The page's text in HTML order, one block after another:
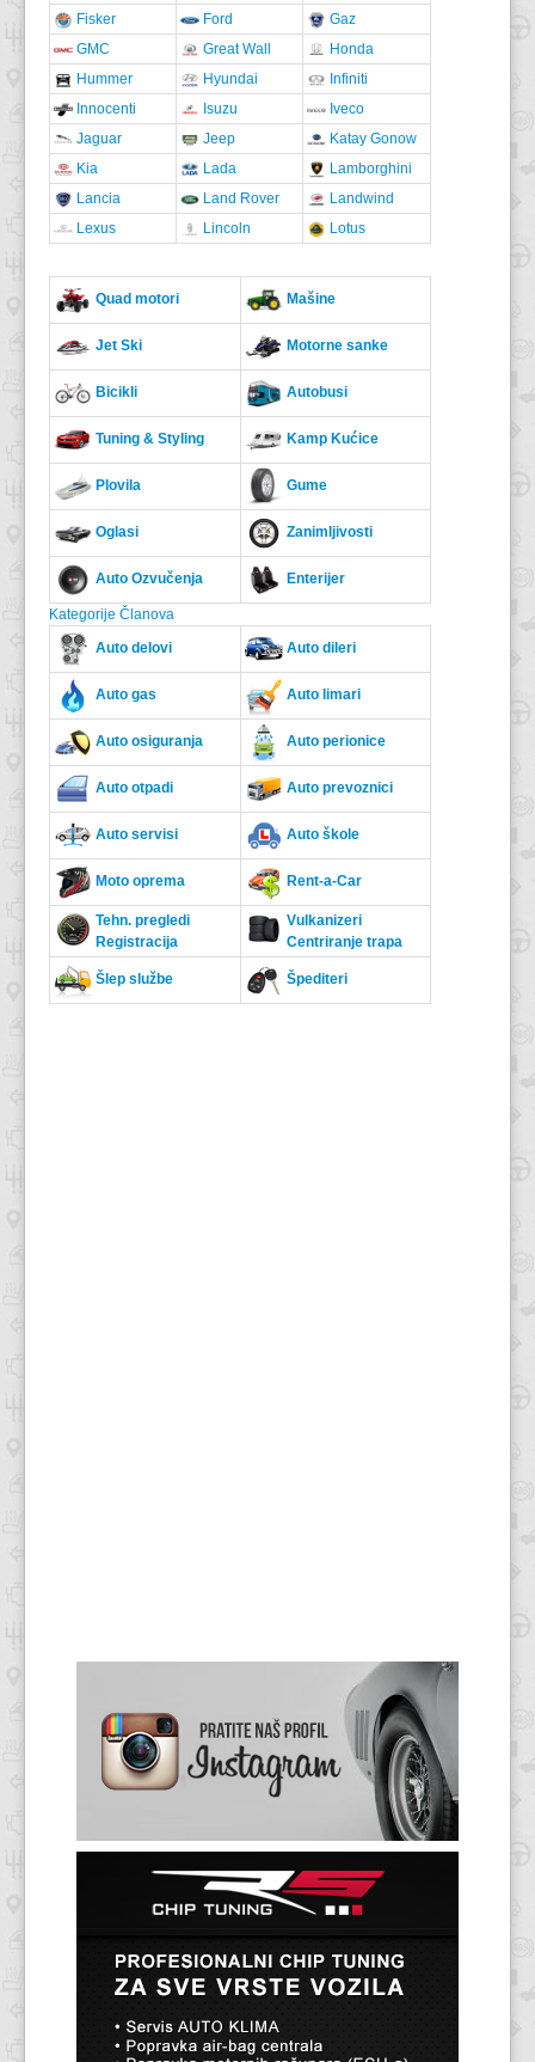
Fisker
Ford
Gaz
GMC
Great Wall
Honda
Hummer
Hyundai
Infiniti
Innocenti
Isuzu
Iveco
Jaguar
Jeep
Katay Gonow
Kia
Lada
Lamborghini
Lancia
Land Rover
Landwind
Lexus
Lincoln Lotus
Quad motori Mašine
Jet Ski Motorne sanke
Bicikli Autobusi
Tuning & Styling Kamp Kućice
Plovila Gume
Oglasi Zanimljivosti
Auto Ozvučenja Enterijer
Kategorije Članova
Auto delovi Auto dileri
Auto gas Auto limari
Auto osiguranja Auto perionice
Auto otpadi Auto prevoznici
Auto servisi Auto škole
Moto oprema Rent-a-Car
Tehn. pregledi
Registracija
Vulkanizeri
Centriranje trapa
Šlep službe Špediteri